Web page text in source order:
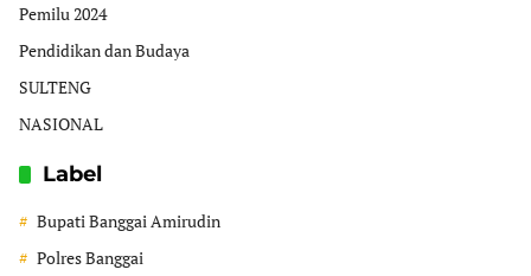
Pemilu 2024
Pendidikan dan Budaya
SULTENG
NASIONAL
Label
Bupati Banggai Amirudin
Polres Banggai